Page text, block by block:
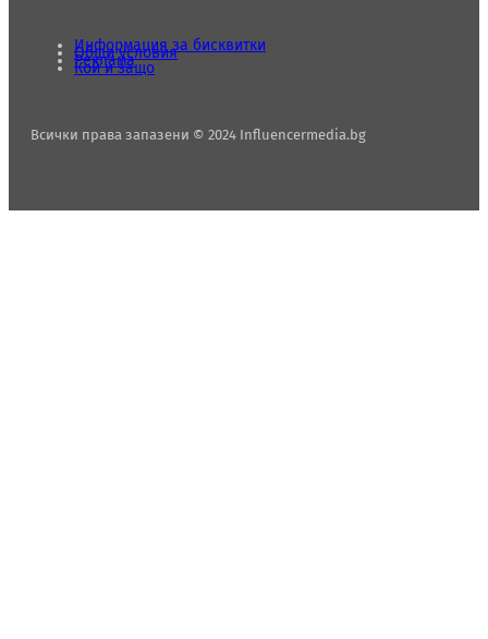
Всички права запазени © 2024 Influencermedia.bg
Информация за бисквитки
Общи условия
Реклама
Кой и защо